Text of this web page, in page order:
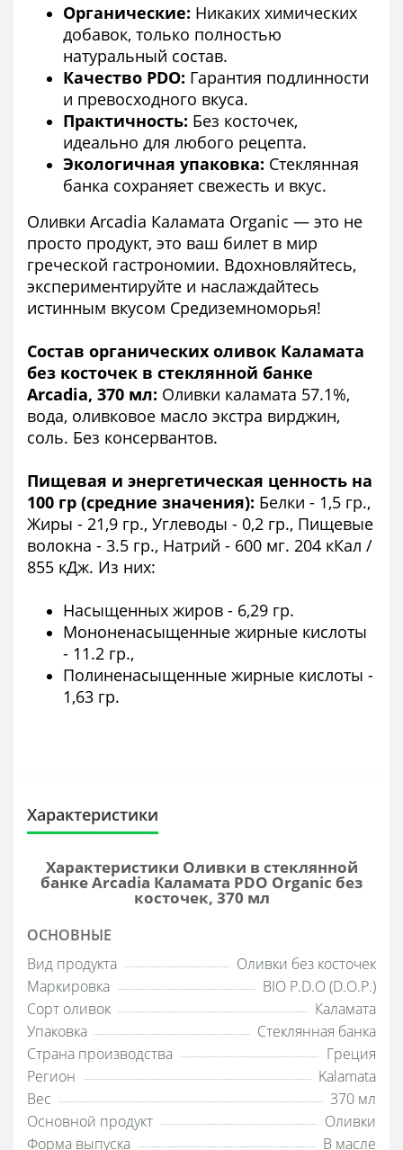
Органические: Никаких химических
добавок, только полностью
натуральный состав.
Качество PDO: Гарантия подлинности
и превосходного вкуса.
Практичность: Без косточек,
идеально для любого рецепта.
Экологичная упаковка: Стеклянная
банка сохраняет свежесть и вкус.
Оливки Arcadia Каламата Organic — это не
просто продукт, это ваш билет в мир
греческой гастрономии. Вдохновляйтесь,
экспериментируйте и наслаждайтесь
истинным вкусом Средиземноморья!
Состав органических оливок Каламата
без косточек в стеклянной банке
Arcadia, 370 мл: Оливки каламата 57.1%,
вода, оливковое масло экстра вирджин,
соль. Без консервантов.
Пищевая и энергетическая ценность на
100 гр (средние значения): Белки - 1,5 гр.,
Жиры - 21,9 гр., Углеводы - 0,2 гр., Пищевые
волокна - 3.5 гр., Натрий - 600 мг. 204 кКал /
855 кДж. Из них:
Насыщенных жиров - 6,29 гр.
Мононенасыщенные жирные кислоты
- 11.2 гр.,
Полиненасыщенные жирные кислоты -
1,63 гр.
Характеристики
Характеристики Оливки в стеклянной
банке Arcadia Каламата PDO Organic без
косточек, 370 мл
ОСНОВНЫЕ
Вид продукта
Оливки без косточек
Маркировка
BIO P.D.O (D.O.P.)
Сорт оливок
Каламата
Упаковка
Стеклянная банка
Страна производства
Греция
Регион
Kalamata
Вес
370 мл
Основной продукт
Оливки
Форма выпуска
В масле